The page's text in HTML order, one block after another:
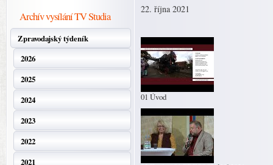
Archív vysílání TV Studia
Zpravodajský týdeník
2026
2025
2024
2023
2022
2021
22. října 2021
01 Úvod